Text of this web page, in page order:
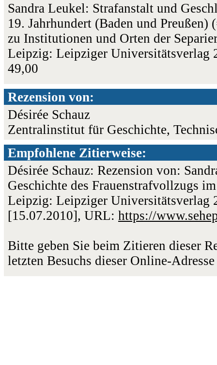
Sandra Leukel: Strafanstalt und
19. Jahrhundert (Baden und Preußen)
zu Institutionen und Orten der
Leipzig: Leipziger Universitätsverlag
49,00
Rezension von:
Désirée Schauz
Zentralinstitut für Geschichte,
Empfohlene Zitierweise:
Désirée Schauz: Rezension von:
Geschichte des Frauenstrafvollzugs
Leipzig: Leipziger Universitätsverlag
[15.07.2010], URL: https://
Bitte geben Sie beim Zitieren dieser
letzten Besuchs dieser Online-Adresse